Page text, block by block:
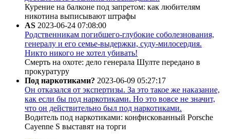
Курение на балконе под запретом: как любителям
никотина выписывают штрафы
AS 2023-06-24 07:08:00
Родственникам погибшего-глубокие соболезнования,
генералу и его семье-выдержки, суду-милосердия.
Никто никого не хотел убивать!
Смерть на охоте: дело генерала Шулте передано в
прокуратуру
Под наркотиками? 2023-06-09 05:27:17
Он отказался от экспертизы. За это такое же наказание,
как если бы под наркотиками. Но это вовсе не значит,
что он действительно был под наркотиками.
Водитель под наркотиками: конфискованный Porsche
Cayenne S выставят на торги